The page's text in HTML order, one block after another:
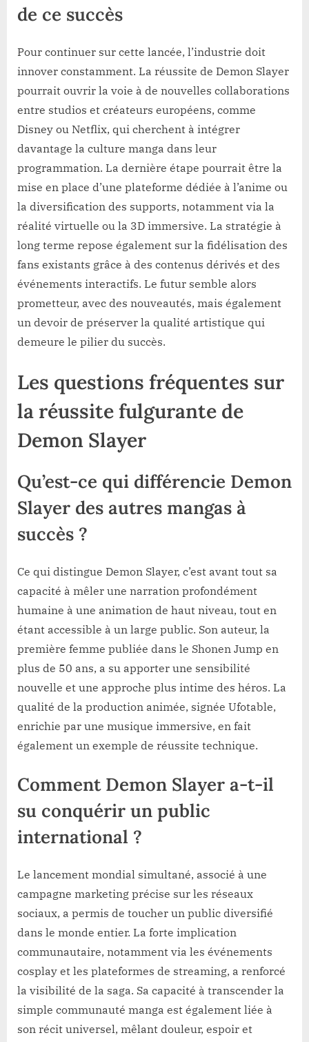
de ce succès
Pour continuer sur cette lancée, l’industrie doit
innover constamment. La réussite de Demon Slayer
pourrait ouvrir la voie à de nouvelles collaborations
entre studios et créateurs européens, comme
Disney ou Netflix, qui cherchent à intégrer
davantage la culture manga dans leur
programmation. La dernière étape pourrait être la
mise en place d’une plateforme dédiée à l’anime ou
la diversification des supports, notamment via la
réalité virtuelle ou la 3D immersive. La stratégie à
long terme repose également sur la fidélisation des
fans existants grâce à des contenus dérivés et des
événements interactifs. Le futur semble alors
prometteur, avec des nouveautés, mais également
un devoir de préserver la qualité artistique qui
demeure le pilier du succès.
Les questions fréquentes sur
la réussite fulgurante de
Demon Slayer
Qu’est-ce qui différencie Demon
Slayer des autres mangas à
succès ?
Ce qui distingue Demon Slayer, c’est avant tout sa
capacité à mêler une narration profondément
humaine à une animation de haut niveau, tout en
étant accessible à un large public. Son auteur, la
première femme publiée dans le Shonen Jump en
plus de 50 ans, a su apporter une sensibilité
nouvelle et une approche plus intime des héros. La
qualité de la production animée, signée Ufotable,
enrichie par une musique immersive, en fait
également un exemple de réussite technique.
Comment Demon Slayer a-t-il
su conquérir un public
international ?
Le lancement mondial simultané, associé à une
campagne marketing précise sur les réseaux
sociaux, a permis de toucher un public diversifié
dans le monde entier. La forte implication
communautaire, notamment via les événements
cosplay et les plateformes de streaming, a renforcé
la visibilité de la saga. Sa capacité à transcender la
simple communauté manga est également liée à
son récit universel, mêlant douleur, espoir et